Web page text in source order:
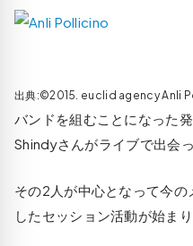
出典:©2015. euclid agency Anli
バンドを組むことになった
Shindyさんがライブで出会っ
その2人が中心となって今
したセッション活動が始まり